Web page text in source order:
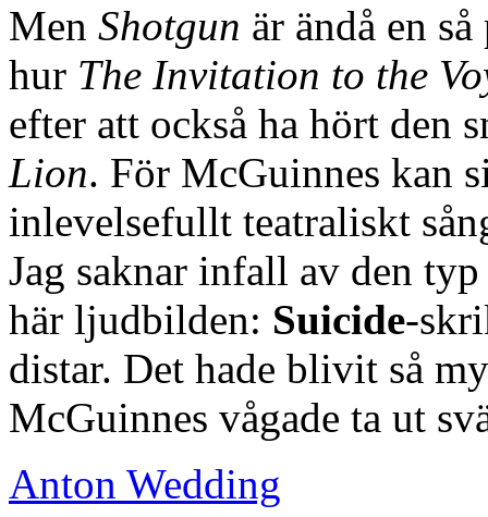
Men Shotgun är ändå en
hur The Invitation to the
efter att också ha hört den
Lion. För McGuinnes kan
inlevelsefullt teatraliskt
Jag saknar infall av den
här ljudbilden: Suicide-
distar. Det hade blivit så
McGuinnes vågade ta ut
Anton Wedding